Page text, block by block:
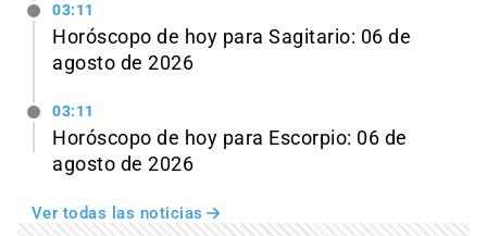
03:11
Horóscopo de hoy para Sagitario: 06 de
agosto de 2026
03:11
Horóscopo de hoy para Escorpio: 06 de
agosto de 2026
Ver todas las noticias